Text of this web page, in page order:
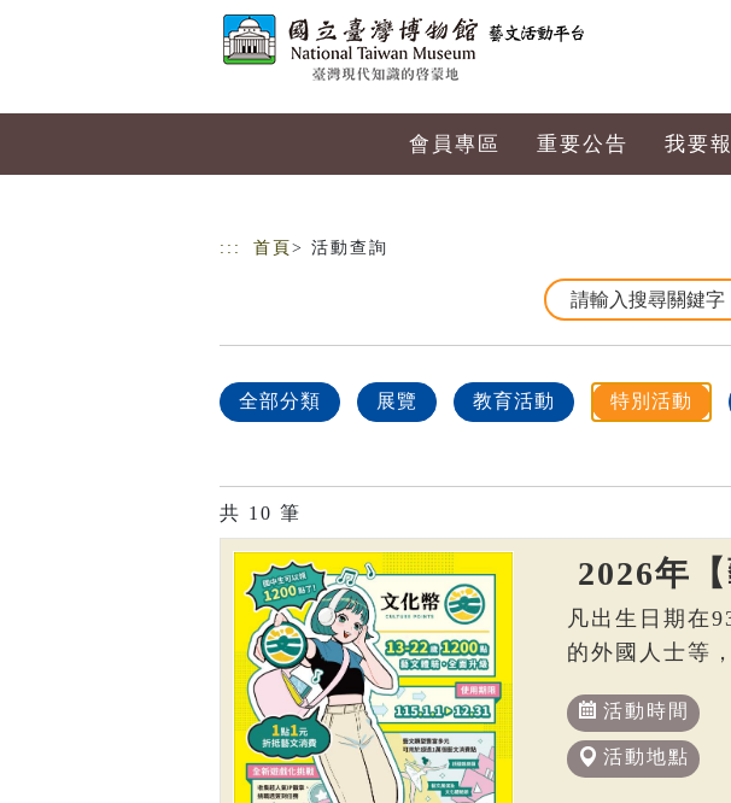
會員專區 重要公告 我要
::: 首頁 > 活動查詢
全部分類 展覽 教育活動 特別活動
共 10 筆
2026年
凡出生日期在
的外國人士等
活動時間
活動地點